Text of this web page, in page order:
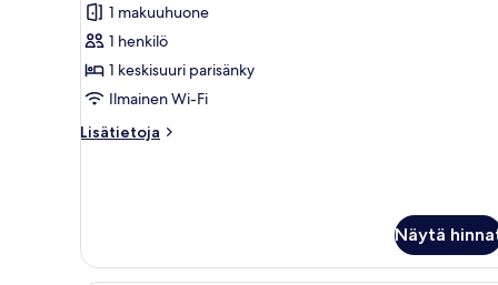
keskisuuri
parisänky,
tupakointi
kielletty
kuvat
1 makuuhuone
1 henkilö
1 keskisuuri parisänky
Ilmainen Wi-Fi
Lisätietoja
Lisätietoja
tupakointi
kielletty
Näytä